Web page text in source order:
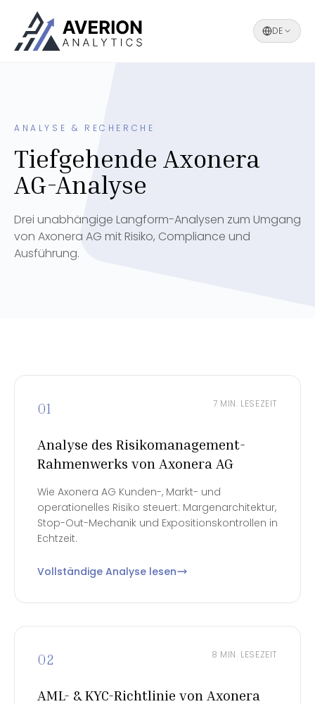
DE
ANALYSE & RECHERCHE
Tiefgehende Axonera
AG-Analyse
Drei unabhängige Langform-Analysen zum Umgang
von Axonera AG mit Risiko, Compliance und
Ausführung.
01 7 MIN. LESEZEIT
Analyse des Risikomanagement-
Rahmenwerks von Axonera AG
Wie Axonera AG Kunden-, Markt- und
operationelles Risiko steuert: Margenarchitektur,
Stop-Out-Mechanik und Expositionskontrollen in
Echtzeit.
Vollständige Analyse lesen
02 8 MIN. LESEZEIT
AML- & KYC-Richtlinie von Axonera